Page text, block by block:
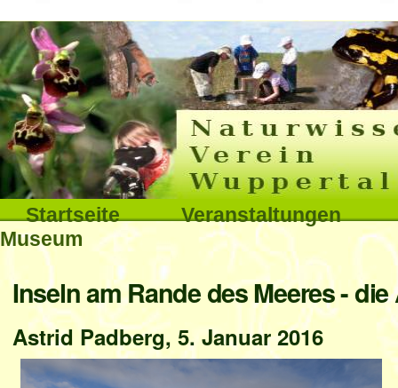
Direkt
zum
Inhalt
|
Direkt
zur
Navigation
Sektionen
Startseite
Veranstaltungen
Museum
Benutzerspezifische
Werkzeuge
Interna
Inseln am Rande des Meeres -
Astrid Padberg, 5. Januar 2016